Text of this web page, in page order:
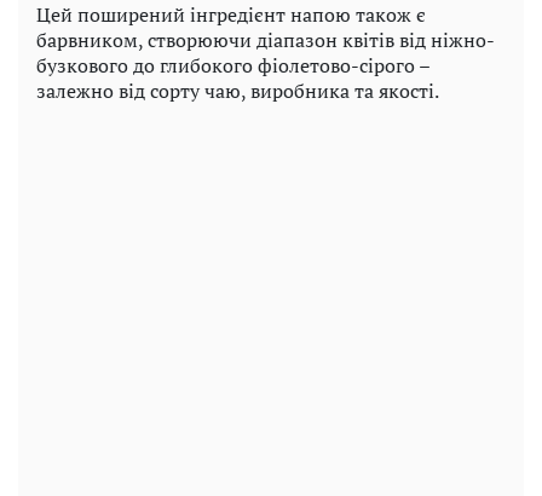
Цей поширений інгредієнт напою також є
барвником, створюючи діапазон квітів від ніжно-
бузкового до глибокого фіолетово-сірого –
залежно від сорту чаю, виробника та якості.